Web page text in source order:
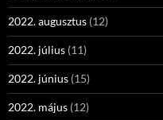
2022. augusztus (12)
2022. július (11)
2022. június (15)
2022. május (12)